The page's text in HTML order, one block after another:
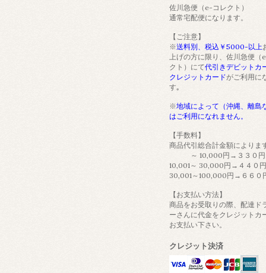
佐川急便（e-コレクト）
通常宅配便になります。
【ご注意】
※送料別、税込￥5000-以上
上げの方に限り、佐川急便（
クト）にて代引きデビットカ
クレジットカードがご利用に
す｡
※地域によって（沖縄、離島
はご利用になれません。
【手数料】
商品代引総合計金額によりま
～ 10,000円→３３０円
10,001～ 30,000円→４４０円
30,001～100,000円→６６０
【お支払い方法】
商品をお受取りの際、配達ド
ーさんに代金をクレジットカ
お支払い下さい。
クレジット決済